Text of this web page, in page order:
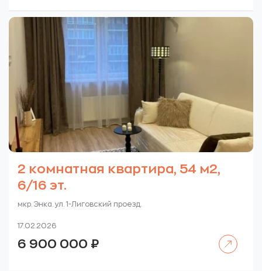
2 комнатная квартира, 54 м2,
6/16 эт.
мкр. Энка. ул. 1-Лиговский проезд.
17.02.2026
6 900 000 ₽